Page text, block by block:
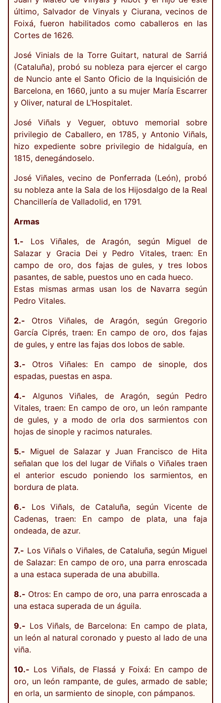
último, Salvador de Vinyals y Ciurana, vecinos de
Foixá, fueron habilitados como caballeros en las
Cortes de 1626.
José Vinials de la Torre Guitart, natural de Sarriá
(Cataluña), probó su nobleza para ejercer el cargo
de Nuncio ante el Santo Oficio de la Inquisición de
Barcelona, en 1660, junto a su mujer María Escarrer
y Oliver, natural de L’Hospitalet.
José Viñals y Veguer, obtuvo memorial sobre
privilegio de Caballero, en 1785, y Antonio Viñals,
hizo expediente sobre privilegio de hidalguía, en
1815, denegándoselo.
José Viñales, vecino de Ponferrada (León), probó
su nobleza ante la Sala de los Hijosdalgo de la Real
Chancillería de Valladolid, en 1791.
Armas
1.- Los Viñales, de Aragón, según Miguel de
Salazar y Gracia Dei y Pedro Vitales, traen: En
campo de oro, dos fajas de gules, y tres lobos
pasantes, de sable, puestos uno en cada hueco.
Estas mismas armas usan los de Navarra según
Pedro Vitales.
2.- Otros Viñales, de Aragón, según Gregorio
García Ciprés, traen: En campo de oro, dos fajas
de gules, y entre las fajas dos lobos de sable.
3.- Otros Viñales: En campo de sinople, dos
espadas, puestas en aspa.
4.- Algunos Viñales, de Aragón, según Pedro
Vitales, traen: En campo de oro, un león rampante
de gules, y a modo de orla dos sarmientos con
hojas de sinople y racimos naturales.
5.- Miguel de Salazar y Juan Francisco de Hita
señalan que los del lugar de Viñals o Viñales traen
el anterior escudo poniendo los sarmientos, en
bordura de plata.
6.- Los Viñals, de Cataluña, según Vicente de
Cadenas, traen: En campo de plata, una faja
ondeada, de azur.
7.- Los Viñals o Viñales, de Cataluña, según Miguel
de Salazar: En campo de oro, una parra enroscada
a una estaca superada de una abubilla.
8.- Otros: En campo de oro, una parra enroscada a
una estaca superada de un águila.
9.- Los Viñals, de Barcelona: En campo de plata,
un león al natural coronado y puesto al lado de una
viña.
10.- Los Viñals, de Flassá y Foixá: En campo de
oro, un león rampante, de gules, armado de sable;
en orla, un sarmiento de sinople, con pámpanos.